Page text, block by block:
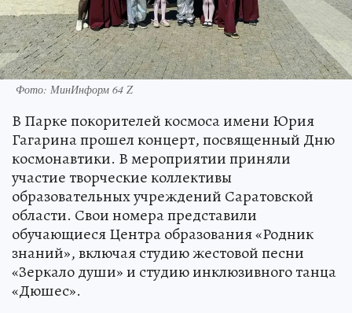
Фото: МинИнформ 64 Z
В Парке покорителей космоса имени Юрия
Гагарина прошел концерт, посвященный Дню
космонавтики. В мероприятии приняли
участие творческие коллективы
образовательных учреждений Саратовской
области. Свои номера представили
обучающиеся Центра образования «Родник
знаний», включая студию жестовой песни
«Зеркало души» и студию инклюзивного танца
«Дюшес».